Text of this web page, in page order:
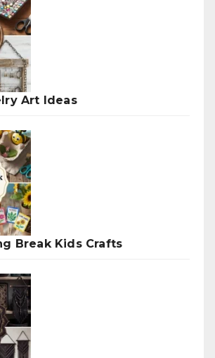
Art Ideas
Break Kids Crafts